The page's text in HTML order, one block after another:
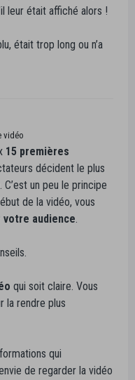
leur était affiché alors !
était trop long ou n’a
vidéo
15 premières
décident le plus
un peu le principe
de la vidéo, vous
votre audience.
qui soit claire. Vous
la rendre plus
qui
de regarder la vidéo